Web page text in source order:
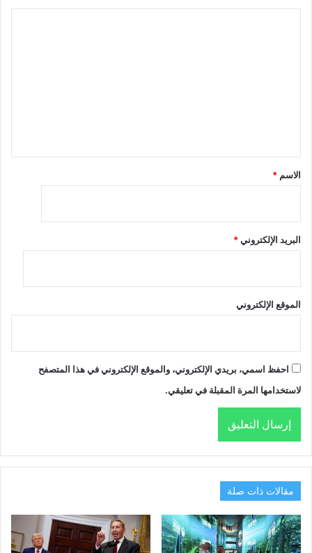
الاسم *
البريد الإلكتروني*
الموقع الإلكتروني
احفظ اسمي، بريدي الإلكتروني، والموقع الإلكتروني في هذا المتصفح
لاستخدامها المرة المقبلة في تعليقي.
مقالات ذات صلة